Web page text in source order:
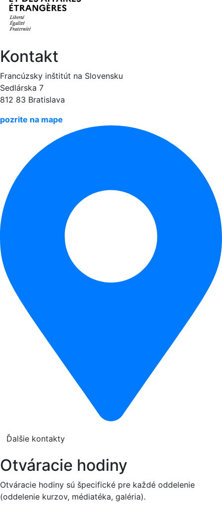
Kontakt
Francúzsky inštitút na Slovensku
Sedlárska 7
812 83 Bratislava
pozrite na mape
Ďalšie kontakty
Otváracie hodiny
Otváracie hodiny sú špecifické pre každé oddelenie
(oddelenie kurzov, médiatéka, galéria).